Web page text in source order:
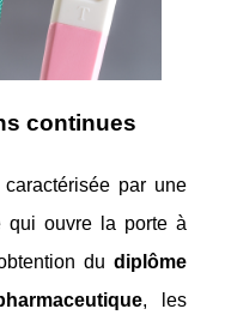
continues
caractérisée par une
qui ouvre la porte à
du diplôme
, les